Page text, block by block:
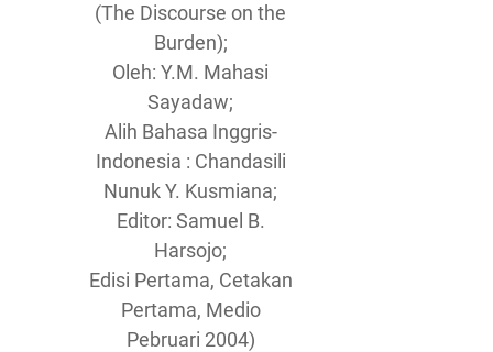
(The Discourse on the
Burden);
Oleh: Y.M. Mahasi
Sayadaw;
Alih Bahasa Inggris-
Indonesia : Chandasili
Nunuk Y. Kusmiana;
Editor: Samuel B.
Harsojo;
Edisi Pertama, Cetakan
Pertama, Medio
Pebruari 2004)